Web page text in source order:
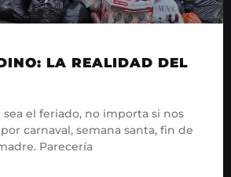
LA REALIDAD DEL
el feriado, no importa si nos
carnaval, semana santa, fin de
Parecería